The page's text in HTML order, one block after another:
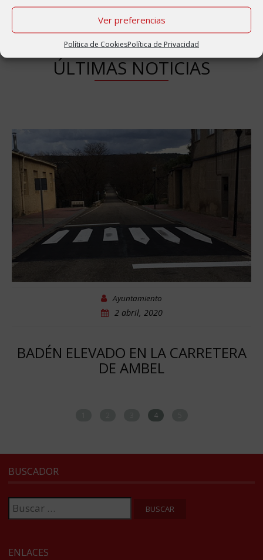
Ver preferencias
Política de CookiesPolítica de Privacidad
ÚLTIMAS NOTICIAS
Ayuntamiento
2 abril, 2020
BADÉN ELEVADO EN LA CARRETERA
DE AMBEL
4
BUSCADOR
Buscar:
ENLACES